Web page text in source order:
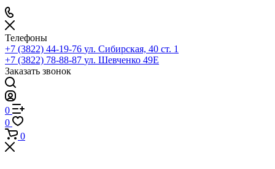
Телефоны
+7 (3822) 44-19-76 ул. Сибирская, 40 ст. 1
+7 (3822) 78-88-87 ул. Шевченко 49Е
Заказать звонок
0
0
0